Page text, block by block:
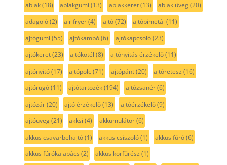
ablak(18) ablakgumi (13) ablakkeret(13) ablak üveg(20)
adagoló(2) air fryer(4) ajtó(72) ajtóbimetál (11)
ajtógumi (55) ajtókampó(6) ajtókapcsoló(23)
ajtókeret(23) ajtókötél (8) ajtónyitás érzékelő(11)
ajtónyitó(17) ajtópolc(71) ajtópánt(20) ajtóretesz (16)
ajtórugó(11) ajtótartozék(194) ajtózsanér(6)
ajtózár(20) ajtó érzékelő(13) ajtóérzékelő(9)
ajtóüveg(21) akksi (4) akkumulátor(6)
akkus csavarbehajtó(1) akkus csiszoló(1) akkus fúró(6)
akkus fúrókalapács (2) akkus körfűrész (1)